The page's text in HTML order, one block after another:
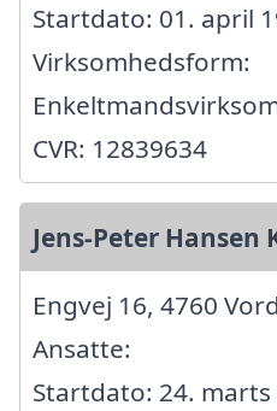
Startdato: 01. april
Virksomhedsform:
CVR: 12839634
Jens-Peter Hansen
Engvej 16, 4760
Ansatte:
Startdato: 24. marts